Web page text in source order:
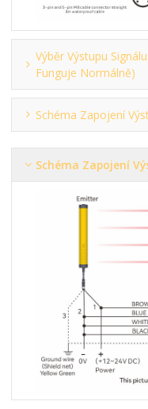
Výběr Výstupu
Funguje Normálně)
Schéma Zapojení
Schéma Zapojení